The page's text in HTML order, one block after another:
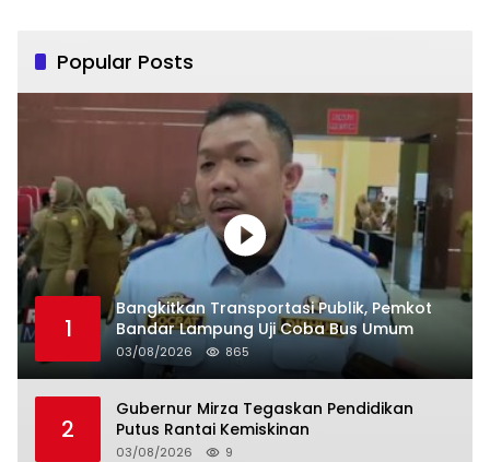
Popular Posts
1
Bangkitkan Transportasi Publik, Pemkot
Bandar Lampung Uji Coba Bus Umum
03/08/2026 865
2
Gubernur Mirza Tegaskan Pendidikan
Putus Rantai Kemiskinan
03/08/2026 9